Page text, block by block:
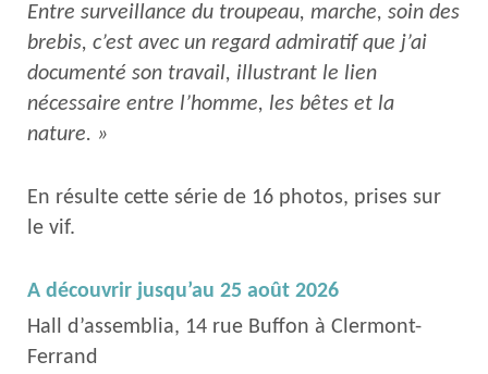
Entre surveillance du troupeau, marche, soin des
brebis, c’est avec un regard admiratif que j’ai
documenté son travail, illustrant le lien
nécessaire entre l’homme, les bêtes et la
nature. »
En résulte cette série de 16 photos, prises sur
le vif.
A découvrir jusqu’au 25 août 2026
Hall d’assemblia, 14 rue Buffon à Clermont-
Ferrand